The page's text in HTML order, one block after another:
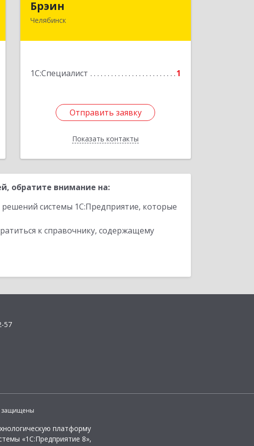
Брэин
Челябинск
1С:Специалист 1
Отправить заявку
Показать контакты
454090, Челябинская обл, Челябинск г,
Отправить заявку
Назад
обратите внимание на:
решений системы 1С:Предприятие, которые
к справочнику, содержащему
57
защищены
платформу
«1С:Предприятие 8»,